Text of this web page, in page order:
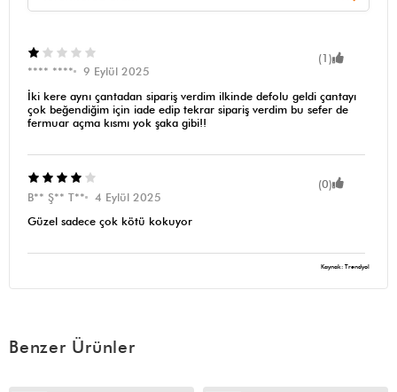
(1)
**** ****
9 Eylül 2025
İki kere aynı çantadan sipariş verdim ilkinde defolu geldi çantayı
çok beğendiğim için iade edip tekrar sipariş verdim bu sefer de
fermuar açma kısmı yok şaka gibi!!
(0)
B** Ş** T**
4 Eylül 2025
Güzel sadece çok kötü kokuyor
Kaynak: Trendyol
Benzer Ürünler